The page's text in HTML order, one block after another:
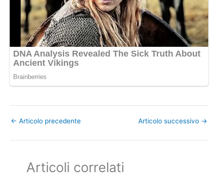
← Articolo precedente Articolo successivo →
Articoli correlati